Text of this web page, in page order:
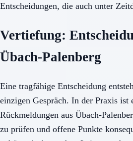
Entscheidungen, die auch unter
Vertiefung:
Übach-Palenberg
Eine tragfähige Entscheidung
einzigen Gespräch. In der Praxis ist
Rückmeldungen aus Übach-
zu prüfen und offene Punkte